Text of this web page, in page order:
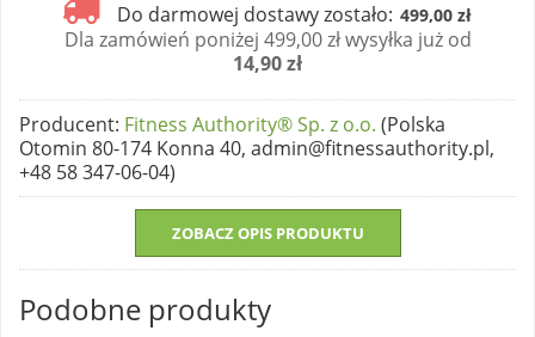
Do darmowej dostawy zostało: 499,00 zł
Dla zamówień poniżej 499,00 zł wysyłka już od
14,90 zł
Producent: Fitness Authority® Sp. z o.o. (Polska
Otomin 80-174 Konna 40, admin@fitnessauthority.pl,
+48 58 347-06-04)
ZOBACZ OPIS PRODUKTU
Podobne produkty